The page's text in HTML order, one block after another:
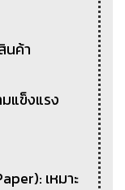
นค้า
แข็งแรง
เหมาะ